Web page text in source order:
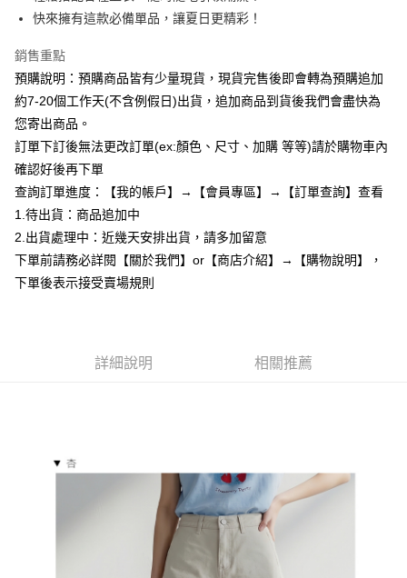
【關於「AFTEE先享後付」】
AFTEE先享後付是「在收到商品之後才付款」的支付方式。 讓您購物簡單
便利好安心！
１．簡單：不需註冊會員、不需綁卡、不需儲值。
２．便利：只要手機號碼，簡訊認證，即可結帳。
３．安心：先確認商品／服務後，再付款。
１．於結帳方式選擇「AFTEE先享後付」後，將跳轉至「AFTEE先享後付」
結帳頁面，進行簡訊認證並確認金額後，即可完成結帳。
２．訂單成立數日內，您將收到繳費通知簡訊。
３．收到繳費通知簡訊後14天內，點擊此簡訊中的連結，可透過四大超商／
後付繳納相關費用。
※ 交易是否成功請以「AFTEE先享後付 」之結帳頁面顯示為準，若有關於
易，需依本服務之必要範圍內提供個人資料，並將交易相關給付款項請求債
權轉讓予恩沛科技股份有限公司。
２．關於個人資料處理事宜，請瀏覽以下網址：
https://aftee.tw/terms/#terms3
３．未成年的使用者請事先徵得法定代理人或監護人之同意方可使用
「AFTEE先享後付」，若未經同意申辦者引起之損失，本公司不負相關責
ATM付款
運送方式
全家付款取貨
每筆NT$85，滿NT$799(含以上)免運費
付款後全家取貨
每筆NT$85，滿NT$799(含以上)免運費
付款後7-11取貨
每筆NT$85，滿NT$799(含以上)免運費
快來擁有這款必備單品，讓夏日更精彩！
銷售重點
預購說明：預購商品皆有少量現貨，現貨完售後即會轉為預購追加
約7-20個工作天(不含例假日)出貨，追加商品到貨後我們會盡快為
您寄出商品。
訂單下訂後無法更改訂單(ex:顏色、尺寸、加購 等等)請於購物車內
確認好後再下單
查詢訂單進度：【我的帳戶】→【會員專區】→【訂單查詢】查看
1.待出貨：商品追加中
2.出貨處理中：近幾天安排出貨，請多加留意
下單前請務必詳閱【關於我們】or【商店介紹】→【購物說明】，
下單後表示接受賣場規則
詳細說明 相關推薦